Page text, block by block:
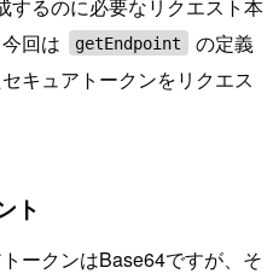
するのに必要なリクエスト本
回は getEndpoint
の定義
キュアトークンをリクエス
ト
ークンはBase64ですが、そ